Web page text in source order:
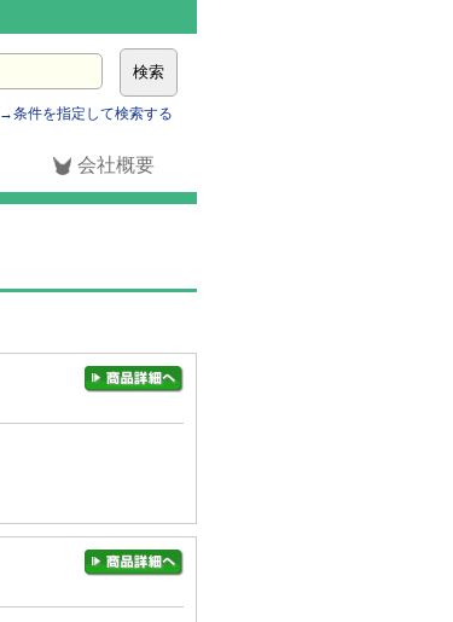
→条件を指定して検索する
会社概要